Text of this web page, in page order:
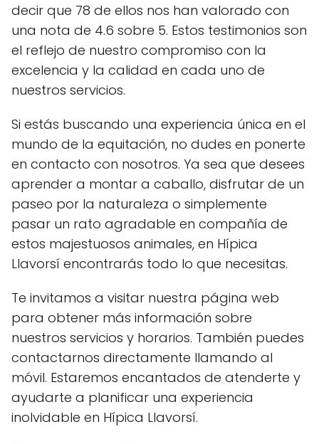
decir que 78 de ellos nos han valorado con
una nota de 4.6 sobre 5. Estos testimonios son
el reflejo de nuestro compromiso con la
excelencia y la calidad en cada uno de
nuestros servicios.
Si estás buscando una experiencia única en el
mundo de la equitación, no dudes en ponerte
en contacto con nosotros. Ya sea que desees
aprender a montar a caballo, disfrutar de un
paseo por la naturaleza o simplemente
pasar un rato agradable en compañía de
estos majestuosos animales, en Hípica
Llavorsí encontrarás todo lo que necesitas.
Te invitamos a visitar nuestra página web
para obtener más información sobre
nuestros servicios y horarios. También puedes
contactarnos directamente llamando al
móvil. Estaremos encantados de atenderte y
ayudarte a planificar una experiencia
inolvidable en Hípica Llavorsí.